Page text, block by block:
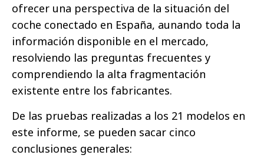
ofrecer una perspectiva de la situación del
coche conectado en España, aunando toda la
información disponible en el mercado,
resolviendo las preguntas frecuentes y
comprendiendo la alta fragmentación
existente entre los fabricantes.
De las pruebas realizadas a los 21 modelos en
este informe, se pueden sacar cinco
conclusiones generales: